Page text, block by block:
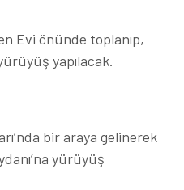
Evi önünde toplanıp,
yapılacak.
bir araya gelinerek
yürüyüş